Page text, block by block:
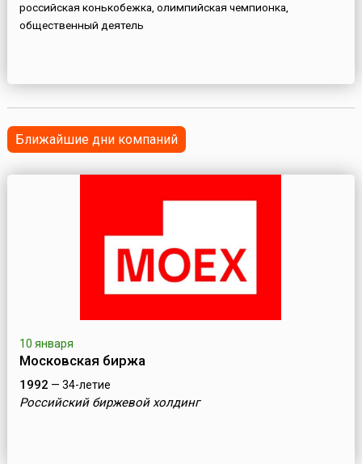
российская конькобежка, олимпийская чемпионка,
общественный деятель
Ближайшие дни компаний
10 января
Московская биржа
1992 — 34-летие
Российский биржевой холдинг